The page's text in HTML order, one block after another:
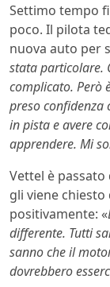
Settimo tempo
poco. Il pilota
nuova auto per
stata particolare.
complicato. Però
preso confidenza
in pista e avere
apprendere. Mi
Vettel è
gli viene
positivamente: «
differente. Tutti
sanno che il
dovrebbero